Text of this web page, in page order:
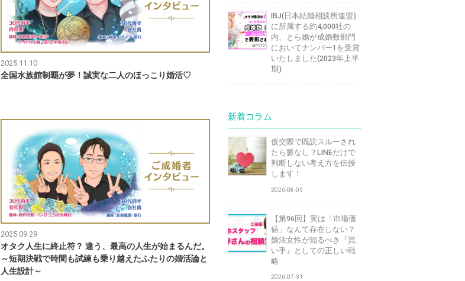
2025.11.10
全国水族館制覇が夢！誠実な二人のほっこり婚活♡
2025.09.29
オタク人生に終止符？ 違う、最高の人生が始まるんだ。
～短期決戦で時間も試練も乗り越えたふたりの婚活論と
人生設計～
IBJ(日本結婚相談所連盟)
に所属する約4,000社の
内、とら婚が成婚数部門
においてナンバー1を受賞
いたしました(2023年上半
期)
新着コラム
仮交際で既読スルーされ
たら脈なし？LINEだけで
判断しない考え方を伝授
します！
2026-08-05
【第96回】実は「市場価
値」なんて存在しない？
婚活女性が知るべき『買
い手』としての正しい戦
略
2026-07-31